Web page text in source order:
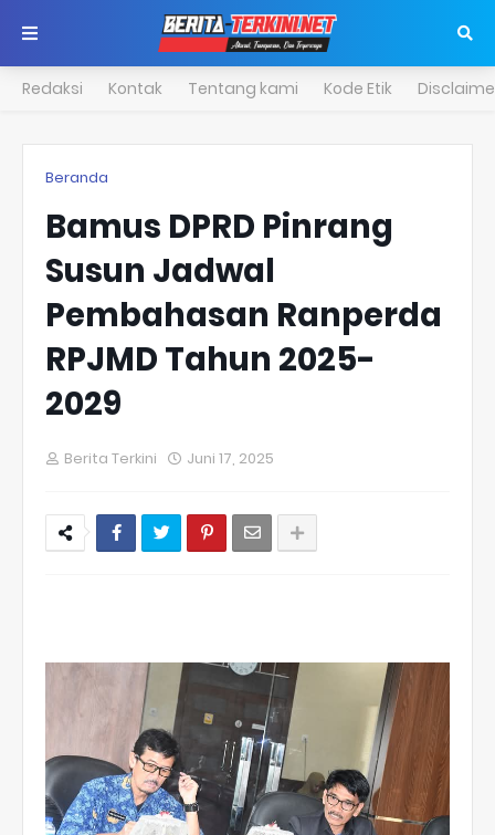
Redaksi Kontak Tentang kami Kode Etik
Beranda
Bamus DPRD Pinrang
Susun Jadwal
Pembahasan Ranperda
RPJMD Tahun 2025-
2029
Berita Terkini Juni 17, 2025